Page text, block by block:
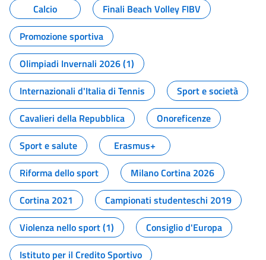
Calcio
Finali Beach Volley FIBV
Promozione sportiva
Olimpiadi Invernali 2026 (1)
Internazionali d'Italia di Tennis
Sport e società
Cavalieri della Repubblica
Onoreficenze
Sport e salute
Erasmus+
Riforma dello sport
Milano Cortina 2026
Cortina 2021
Campionati studenteschi 2019
Violenza nello sport (1)
Consiglio d'Europa
Istituto per il Credito Sportivo